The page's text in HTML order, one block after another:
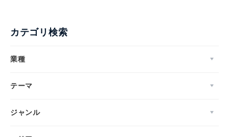
カテゴリ検索
業種
テーマ
ジャンル